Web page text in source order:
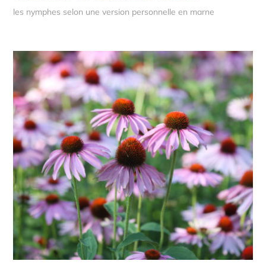
les nymphes selon une version personnelle en marne